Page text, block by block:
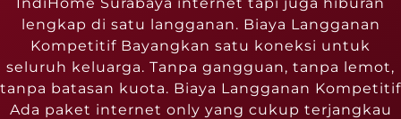
lengkap di satu langganan. Biaya Langganan
Kompetitif Bayangkan satu koneksi untuk
seluruh keluarga. Tanpa gangguan, tanpa lemot,
tanpa batasan kuota. Biaya Langganan Kompetitif
Ada paket internet only yang cukup terjangkau